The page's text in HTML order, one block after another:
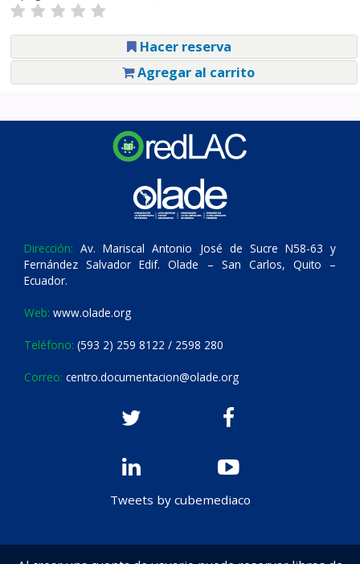
Hacer reserva
Agregar al carrito
Dirección: Av. Mariscal Antonio José de Sucre N58-63 y
Fernández Salvador Edif. Olade – San Carlos, Quito –
Ecuador.
Web: www.olade.org
Teléfono: (593 2) 259 8122 / 2598 280
Correo: centro.documentacion@olade.org
Tweets by cubemediaco